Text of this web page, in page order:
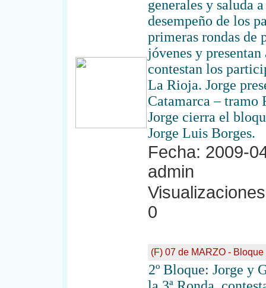
generales y saluda
desempeño de los
primeras rondas de
jóvenes y
contestan los
La Rioja. Jorge
Catamarca – tramo
Jorge cierra el
Jorge Luis Borges.
Fecha: 2009-
admin
0
(F) 07 de MARZO - Bloque
2º Bloque: Jorge y